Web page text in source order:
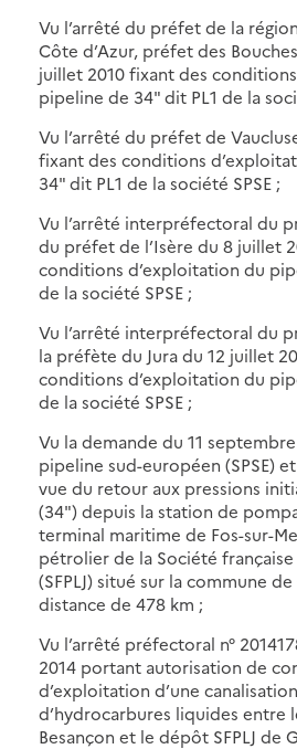
Vu l’arrêté du préfet de la
Côte d’Azur, préfet des
juillet 2010 fixant des
pipeline de 34" dit PL1 de la
Vu l’arrêté du préfet de
fixant des conditions
34" dit PL1 de la société SPSE ;
Vu l’arrêté interpréfectoral du
du préfet de l’Isère du 8 juillet
conditions d’exploitation du
de la société SPSE ;
Vu l’arrêté interpréfectoral du
la préfète du Jura du 12 juillet
conditions d’exploitation du
de la société SPSE ;
Vu la demande du 11
pipeline sud-européen (SPSE)
vue du retour aux pressions
(34") depuis la station de
terminal maritime de Fos-sur-
pétrolier de la Société
(SFPLJ) situé sur la commune
distance de 478 km ;
Vu l’arrêté préfectoral n°
2014 portant autorisation de
d’exploitation d’une
d’hydrocarbures liquides entre
Besançon et le dépôt SFPLJ de